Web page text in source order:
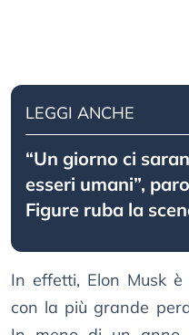
LEGGI ANCHE
“Un giorno ci
esseri umani”,
Figure ruba la
In effetti, Elon Musk è
con la più grande